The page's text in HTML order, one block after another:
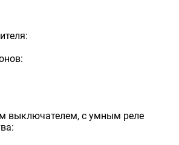
выключателем, с умным реле